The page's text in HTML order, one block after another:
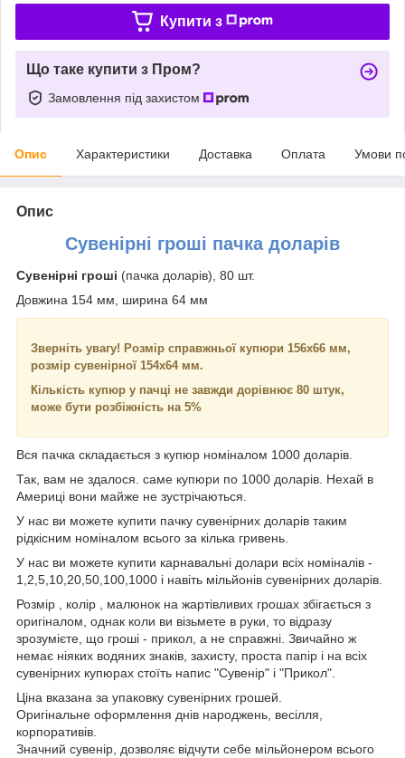
Купити з
Що таке купити з Пром?
Замовлення під захистом
Опис Характеристики Доставка Оплата Умови
Опис
Сувенірні гроші пачка доларів
Сувенірні гроші (пачка доларів), 80 шт.
Довжина 154 мм, ширина 64 мм
Зверніть увагу! Розмір справжньої купюри 156х66 мм,
розмір сувенірної 154х64 мм.
Кількість купюр у пачці не завжди дорівнює 80 штук,
може бути розбіжність на 5%
Вся пачка складається з купюр номіналом 1000 доларів.
Так, вам не здалося. саме купюри по 1000 доларів. Нехай в
Америці вони майже не зустрічаються.
У нас ви можете купити пачку сувенірних доларів таким
рідкісним номіналом всього за кілька гривень.
У нас ви можете купити карнавальні долари всіх номіналів -
1,2,5,10,20,50,100,1000 і навіть мільйонів сувенірних доларів.
Розмір , колір , малюнок на жартівливих грошах збігається з
оригіналом, однак коли ви візьмете в руки, то відразу
зрозумієте, що гроші - прикол, а не справжні. Звичайно ж
немає ніяких водяних знаків, захисту, проста папір і на всіх
сувенірних купюрах стоїть напис "Сувенір" і "Прикол".
Ціна вказана за упаковку сувенірних грошей.
Оригінальне оформлення днів народжень, весілля,
корпоративів.
Значний сувенір, дозволяє відчути себе мільйонером всього